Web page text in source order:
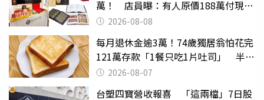
萬！ 店員曝：有人原價188萬付現購
買 2026-08-08
每月退休金逾3萬！74歲獨居翁怕花完
121萬存款「1餐只吃1片吐司」 半年
後暴瘦嚇壞女兒
2026-08-07
台塑四寶營收報喜 「這兩檔」7日股